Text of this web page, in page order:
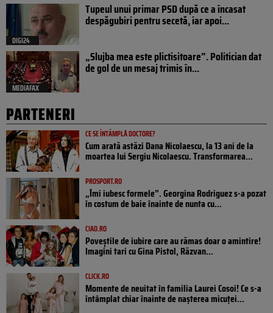
DIGI24
Tupeul unui primar PSD după ce a încasat
despăgubiri pentru secetă, iar apoi...
MEDIAFAX
„Slujba mea este plictisitoare”. Politician dat
de gol de un mesaj trimis în...
PARTENERI
CE SE ÎNTÂMPLĂ DOCTORE?
Cum arată astăzi Dana Nicolaescu, la 13 ani de la
moartea lui Sergiu Nicolaescu. Transformarea...
PROSPORT.RO
„Îmi iubesc formele”. Georgina Rodriguez s-a pozat
în costum de baie înainte de nunta cu...
CIAO.RO
Poveştile de iubire care au rămas doar o amintire!
Imagini tari cu Gina Pistol, Răzvan...
CLICK.RO
Momente de neuitat în familia Laurei Cosoi! Ce s-a
întâmplat chiar înainte de nașterea micuței...